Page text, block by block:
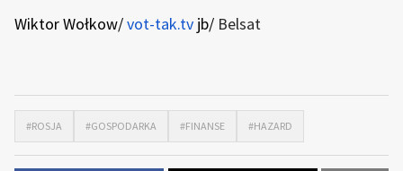
Wiktor Wołkow/vot-tak.tv jb/ Belsat
#ROSJA #GOSPODARKA #FINANSE #HAZARD